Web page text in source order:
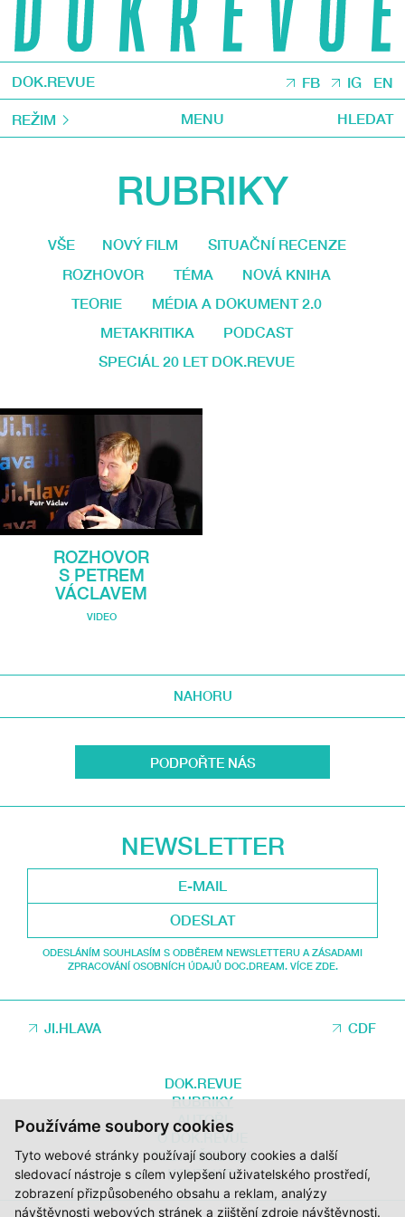
Používáme soubory cookies
Tyto webové stránky používají soubory cookies a další
sledovací nástroje s cílem vylepšení uživatelského prostředí,
zobrazení přizpůsobeného obsahu a reklam, analýzy
návštěvnosti webových stránek a zjištění zdroje návštěvnosti.
DOK.REVUE FB IG EN
REŽIM MENU HLEDAT
RUBRIKY
VŠE NOVÝ FILM
SITUAČNÍ RECENZE
ROZHOVOR
TÉMA
NOVÁ KNIHA
TEORIE
MÉDIA A DOKUMENT 2.0
METAKRITIKA
PODCAST
SPECIÁL 20 LET DOK.REVUE
ROZHOVOR
S PETREM
VÁCLAVEM
VIDEO
NAHORU
PODPOŘTE NÁS
NEWSLETTER
ODESLAT
ODESLÁNÍM SOUHLASÍM S ODBĚREM NEWSLETTERU A ZÁSADAMI
ZPRACOVÁNÍ OSOBNÍCH ÚDAJŮ DOC.DREAM. VÍCE ZDE.
JI.HLAVA CDF
DOK.REVUE
RUBRIKY
AUTOŘI
O DOK.REVUE
PODPOŘTE NÁS
KONTAKTY